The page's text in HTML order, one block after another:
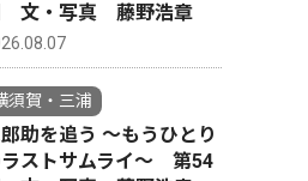
文・写真 藤野浩章
須賀・三浦
助を追う 〜もうひとり
ストサムライ〜 第54